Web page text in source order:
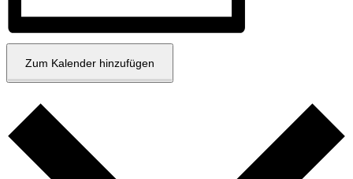
Zum Kalender hinzufügen